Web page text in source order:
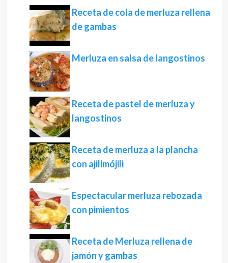
Receta de cola de merluza rellena
de gambas
Merluza en salsa de langostinos
Receta de pastel de merluza y
langostinos
Receta de merluza a la plancha
con ajilimójili
Espectacular merluza rebozada
con pimientos
Receta de Merluza rellena de
jamón y gambas